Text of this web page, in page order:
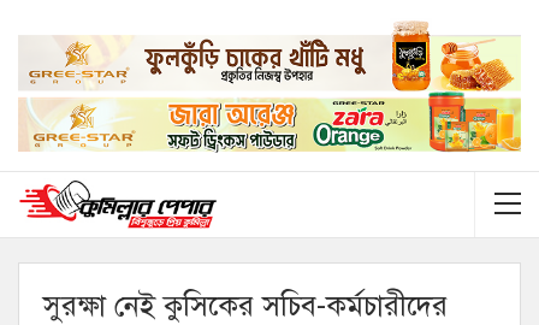
সুরক্ষা নেই কুসিকের সচিব-কর্মচারীদের